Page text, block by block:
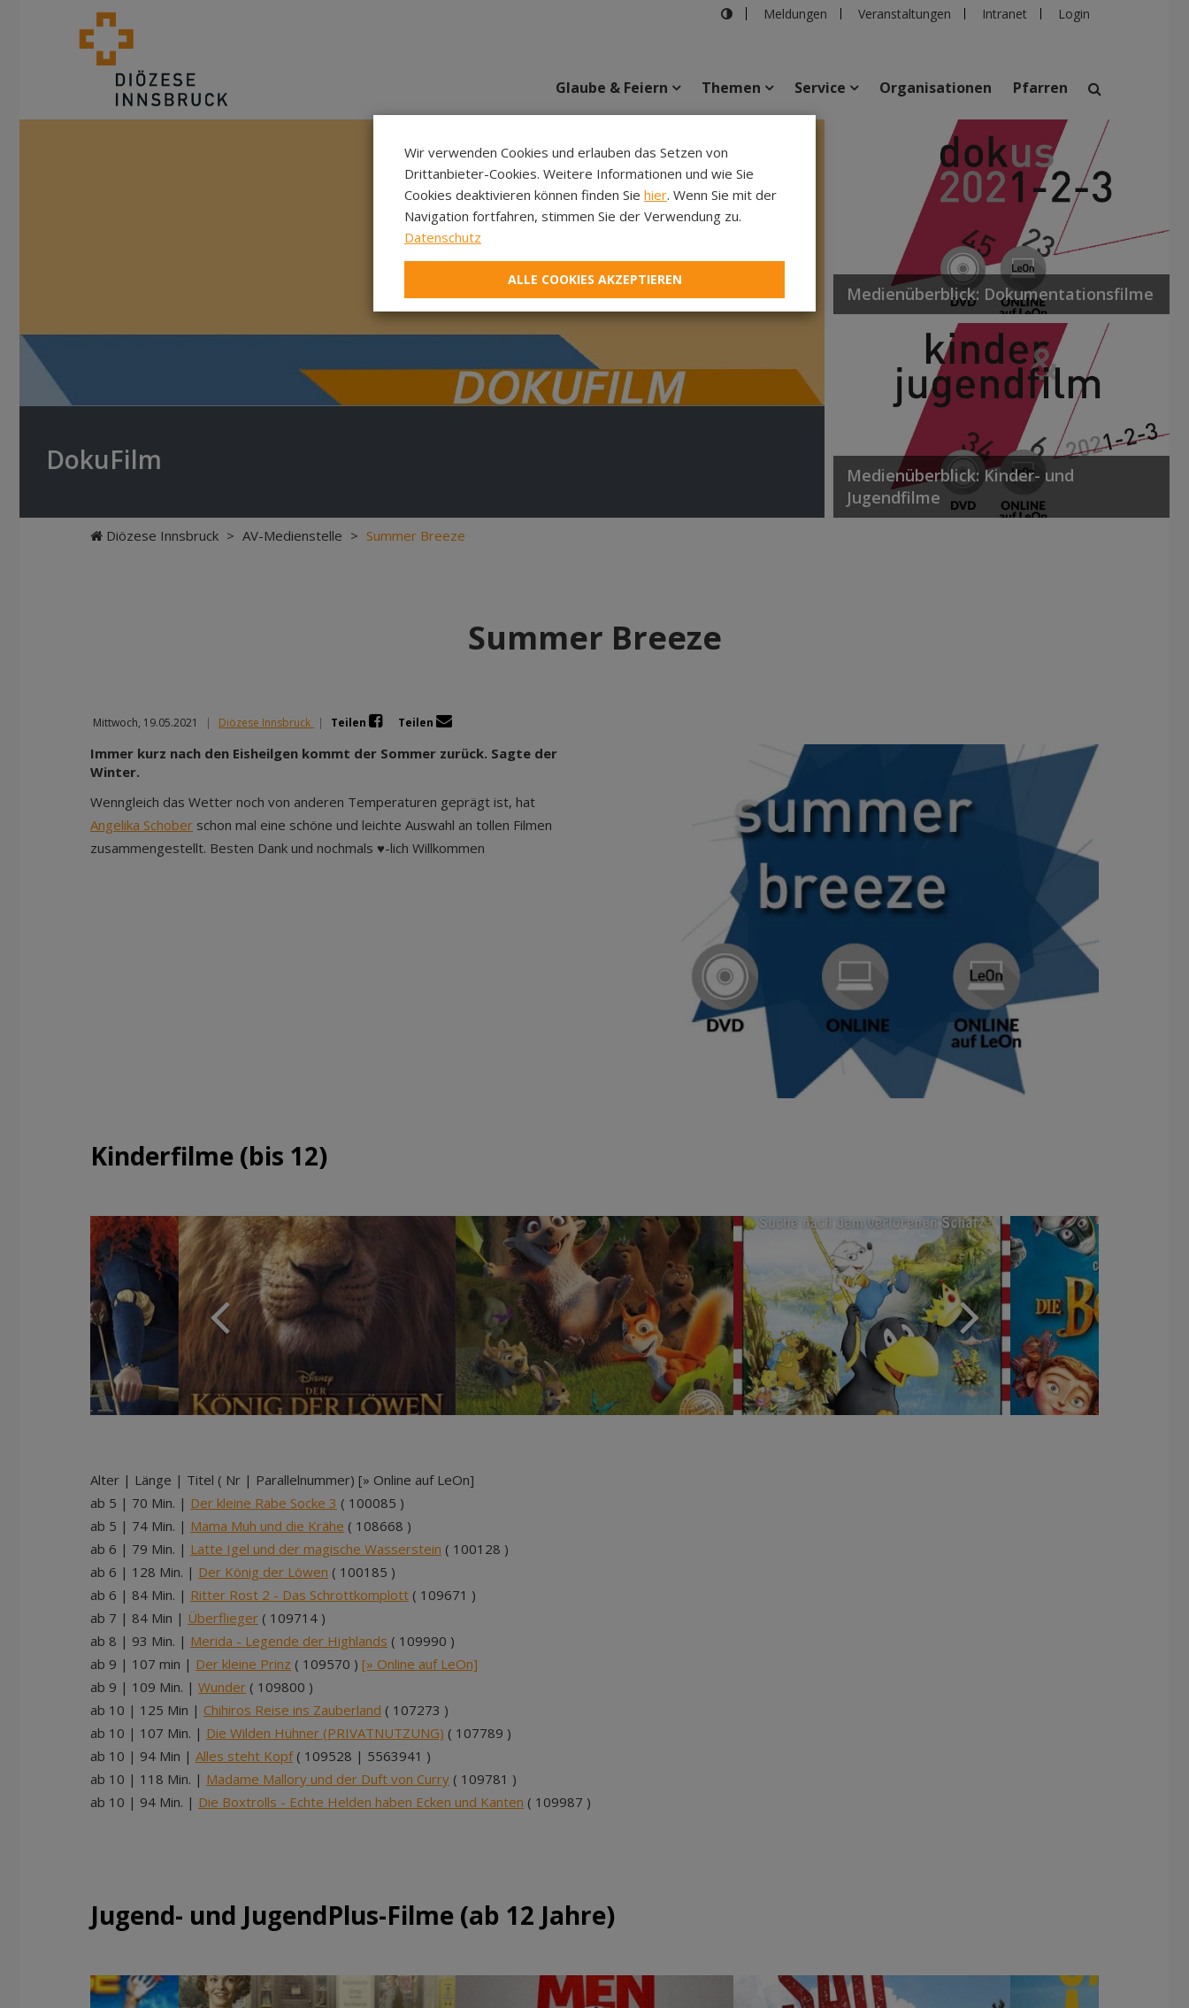
Meldungen Veranstaltungen Intranet Login
suchen
Personen Pfarren Einrichtungen
Glaube & Feiern Themen Service Organisationen Pfarren
DokuFilm
Medienüberblick: Dokumentationsfilme
Medienüberblick: Kinder- und
Jugendfilme
Diözese Innsbruck > AV-Medienstelle > Summer Breeze
Summer Breeze
Mittwoch, 19.05.2021 | Diözese Innsbruck | Teilen Teilen
Immer kurz nach den Eisheilgen kommt der Sommer zurück. Sagte der
Winter.
Wenngleich das Wetter noch von anderen Temperaturen geprägt ist, hat
Angelika Schober schon mal eine schöne und leichte Auswahl an tollen Filmen
zusammengestellt. Besten Dank und nochmals ♥-lich Willkommen
Kinderfilme (bis 12)
Alter | Länge | Titel ( Nr | Parallelnummer) [» Online auf LeOn]
ab 5 | 70 Min. | Der kleine Rabe Socke 3 ( 100085 )
ab 5 | 74 Min. | Mama Muh und die Krähe ( 108668 )
ab 6 | 79 Min. | Latte Igel und der magische Wasserstein ( 100128 )
ab 6 | 128 Min. | Der König der Löwen ( 100185 )
ab 6 | 84 Min. | Ritter Rost 2 - Das Schrottkomplott ( 109671 )
ab 7 | 84 Min | Überflieger ( 109714 )
ab 8 | 93 Min. | Merida - Legende der Highlands ( 109990 )
ab 9 | 107 min | Der kleine Prinz ( 109570 ) [» Online auf LeOn]
ab 9 | 109 Min. | Wunder ( 109800 )
ab 10 | 125 Min | Chihiros Reise ins Zauberland ( 107273 )
ab 10 | 107 Min. | Die Wilden Hühner (PRIVATNUTZUNG) ( 107789 )
ab 10 | 94 Min | Alles steht Kopf( 109528 | 5563941 )
ab 10 | 118 Min. | Madame Mallory und der Duft von Curry ( 109781 )
ab 10 | 94 Min. | Die Boxtrolls - Echte Helden haben Ecken und Kanten ( 109987 )
Jugend- und JugendPlus-Filme (ab 12 Jahre)
Wir verwenden Cookies und erlauben das Setzen von
Drittanbieter-Cookies. Weitere Informationen und wie Sie
Cookies deaktivieren können finden Sie hier. Wenn Sie mit der
Navigation fortfahren, stimmen Sie der Verwendung zu.
Datenschutz
ALLE COOKIES AKZEPTIEREN